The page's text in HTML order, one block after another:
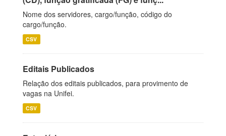
Nome dos servidores, cargo/função, código do
cargo/função.
CSV
Editais Publicados
Relação dos editais publicados, para provimento de
vagas na Unifei.
CSV